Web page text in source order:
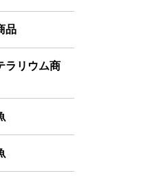
品
ラリウム商